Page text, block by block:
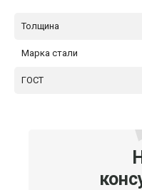
Толщина
Марка стали
ГОСТ